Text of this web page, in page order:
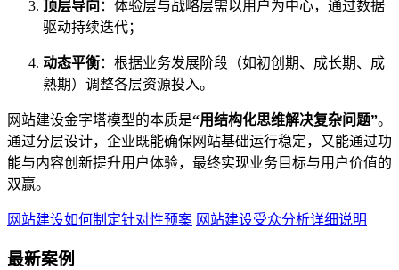
顶层导向 ：体验层与战略层需以用户为中心，通过数据
驱动持续迭代；
动态平衡：根据业务发展阶段（如初创期、成长期、成
熟期）调整各层资源投入。
网站建设金字塔模型的本质是“用结构化思维解决复杂问题”。
通过分层设计，企业既能确保网站基础运行稳定，又能通过功
能与内容创新提升用户体验，最终实现业务目标与用户价值的
双赢。
网站建设如何制定针对性预案 网站建设受众分析详细说明
最新案例